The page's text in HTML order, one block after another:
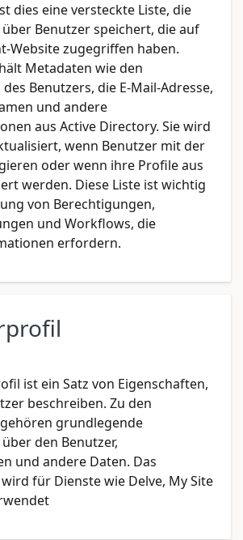
dies eine versteckte Liste, die
Benutzer speichert, die auf
Website zugegriffen haben.
Metadaten wie den
Benutzers, die E-Mail-Adresse,
und andere
aus Active Directory. Sie wird
wenn Benutzer mit der
oder wenn ihre Profile aus
werden. Diese Liste ist wichtig
von Berechtigungen,
und Workflows, die
erfordern.
ist ein Satz von Eigenschaften,
beschreiben. Zu den
grundlegende
den Benutzer,
und andere Daten. Das
für Dienste wie Delve, My Site